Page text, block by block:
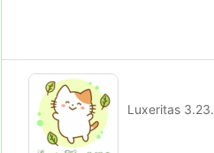
Luxeritas